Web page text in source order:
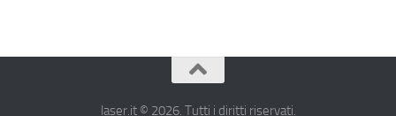
laser.it © 2026. Tutti i diritti riservati.